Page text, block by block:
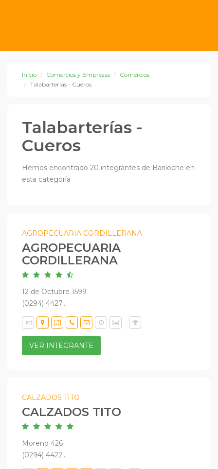
Inicio Comercios y Empresas
Comercios
Talabarterías - Cueros
Talabarterías -
Cueros
Hemos encontrado 20 integrantes de Bariloche en
esta categoría
AGROPECUARIA CORDILLERANA
AGROPECUARIA
CORDILLERANA
12 de Octubre 1599
(0294) 4427...
VER INTEGRANTE
CALZADOS TITO
CALZADOS TITO
Moreno 426
(0294) 4422...